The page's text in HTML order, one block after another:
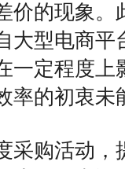
价的现象。
大型电商平
一定程度上
率的初衷未
采购活动，